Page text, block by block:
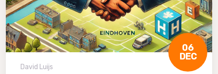
06
DEC
David Luijs